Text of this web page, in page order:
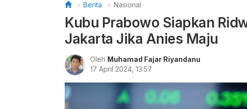
Berita Nasional
Kubu Prabowo Siapkan
Jakarta Jika Anies Maju
Oleh Muhamad Fajar Riyandanu
17 April 2024, 13:57